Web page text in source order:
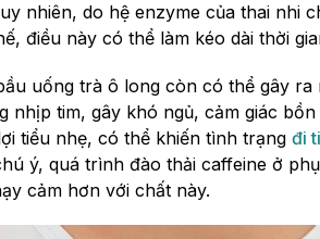
nhiên, do hệ enzyme của thai nhi
điều này có thể làm kéo dài thời
uống trà ô long còn có thể gây
nhịp tim, gây khó ngủ, cảm giác
tiểu nhẹ, có thể khiến tình trạng đi
ý, quá trình đào thải caffeine ở
cảm hơn với chất này.